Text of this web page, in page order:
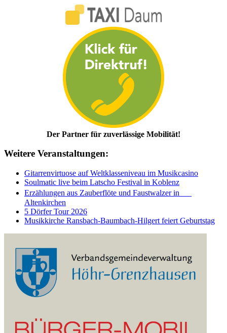
Der Partner für zuverlässige Mobilität!
Weitere Veranstaltungen:
Gitarrenvirtuose auf Weltklasseniveau im Musikcasino
Soulmatic live beim Latscho Festival in Koblenz
Erzählungen aus Zauberflöte und Faustwalzer in
Altenkirchen
5 Dörfer Tour 2026
Musikkirche Ransbach-Baumbach-Hilgert feiert Geburtstag